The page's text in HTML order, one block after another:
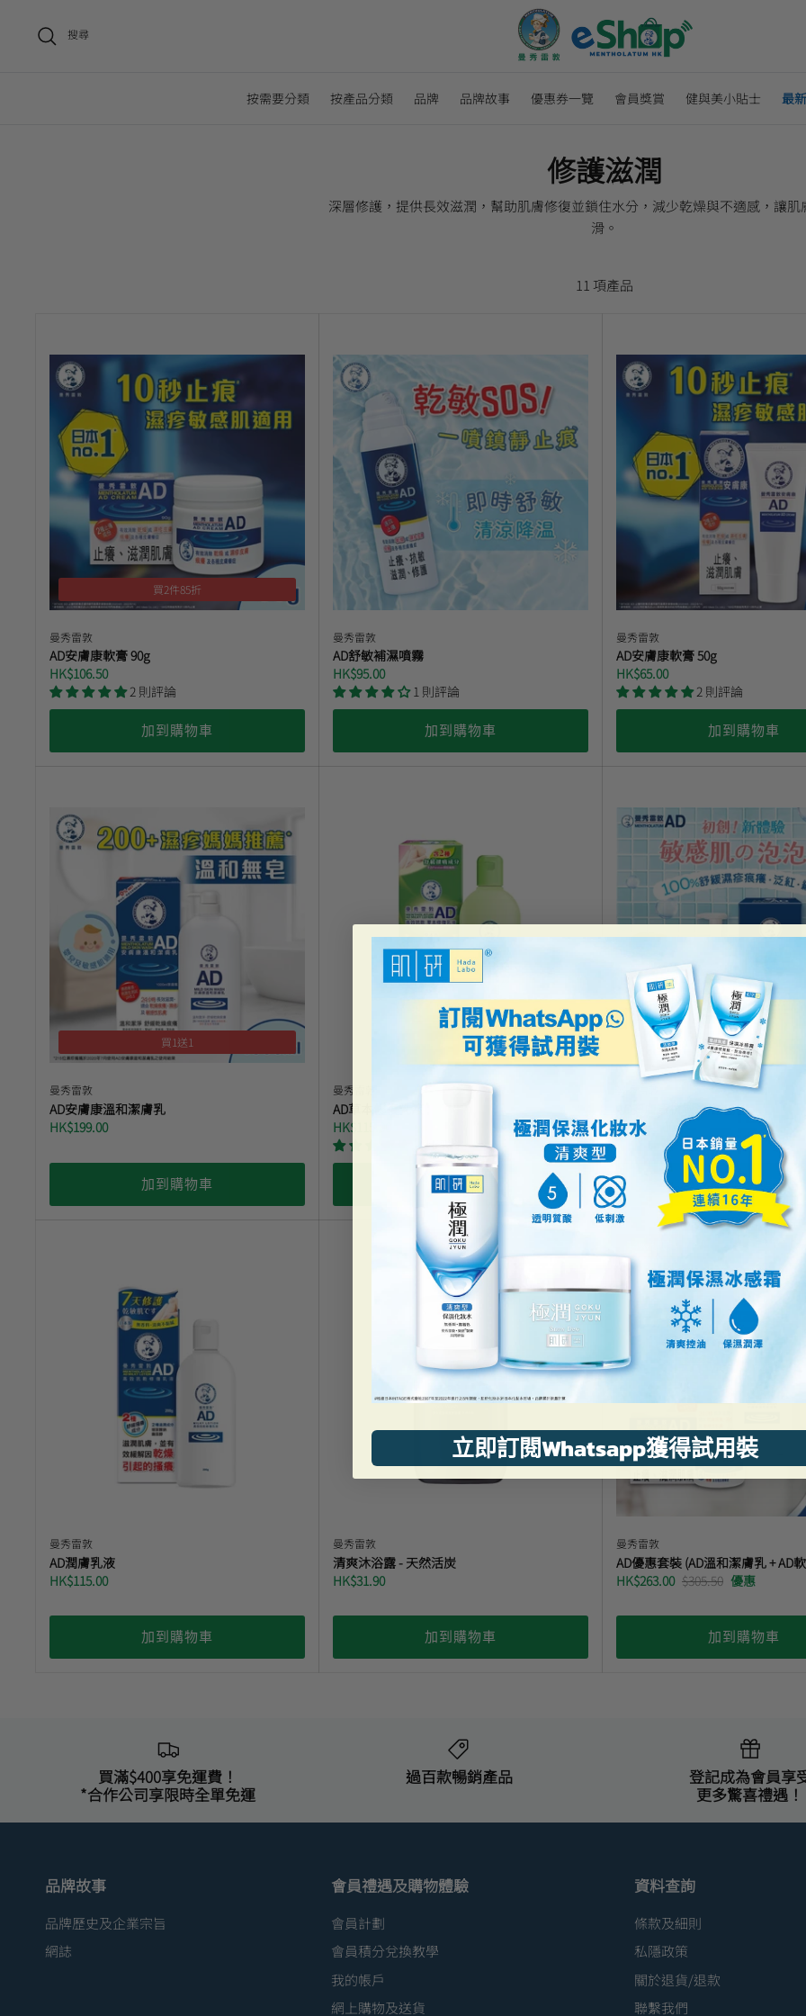
搜尋
按需要分類 按產品分類 品牌 品牌故事 優惠券一覽 會員獎賞 健與美小貼士 最
修護滋潤
深層修護，提供長效滋潤，幫助肌膚修復並鎖住水分，減少乾燥與不適感，讓肌
滑。
11 項產品
買2件85折
曼秀雷敦
AD安膚康軟膏 90g
HK$106.50
2 則評論
加到購物車
曼秀雷敦
AD舒敏補濕噴霧
HK$95.00
1 則評論
加到購物車
曼秀雷敦
AD安膚康軟膏 50g
HK$65.00
2 則評論
加到購物車
買1送1
曼秀雷敦
AD安膚康溫和潔膚乳
HK$199.00
加到購物車
曼秀雷敦
AD草本修復乳液
HK$115.00
1 則評論
加到購物車
AD安膚康抗敏沐浴泡泡
HK$149.00
加到購物車
曼秀雷敦
AD潤膚乳液
HK$115.00
加到購物車
曼秀雷敦
清爽沐浴露 - 天然活炭
HK$31.90
加到購物車
曼秀雷敦
AD優惠套裝 (AD溫和潔膚乳 + AD
HK$263.00 $305.50 優惠
加到購物車
買滿$400享免運費！
*合作公司享限時全單免運
過百款暢銷產品
登記成為會員享
更多驚喜禮遇！
品牌故事
品牌歷史及企業宗旨
網誌
會員禮遇及購物體驗
會員計劃
會員積分兌換教學
我的帳戶
網上購物及送貨
資料查詢
條款及細則
私隱政策
關於退貨/退款
聯繫我們
立即訂閱Whatsapp獲得試用裝